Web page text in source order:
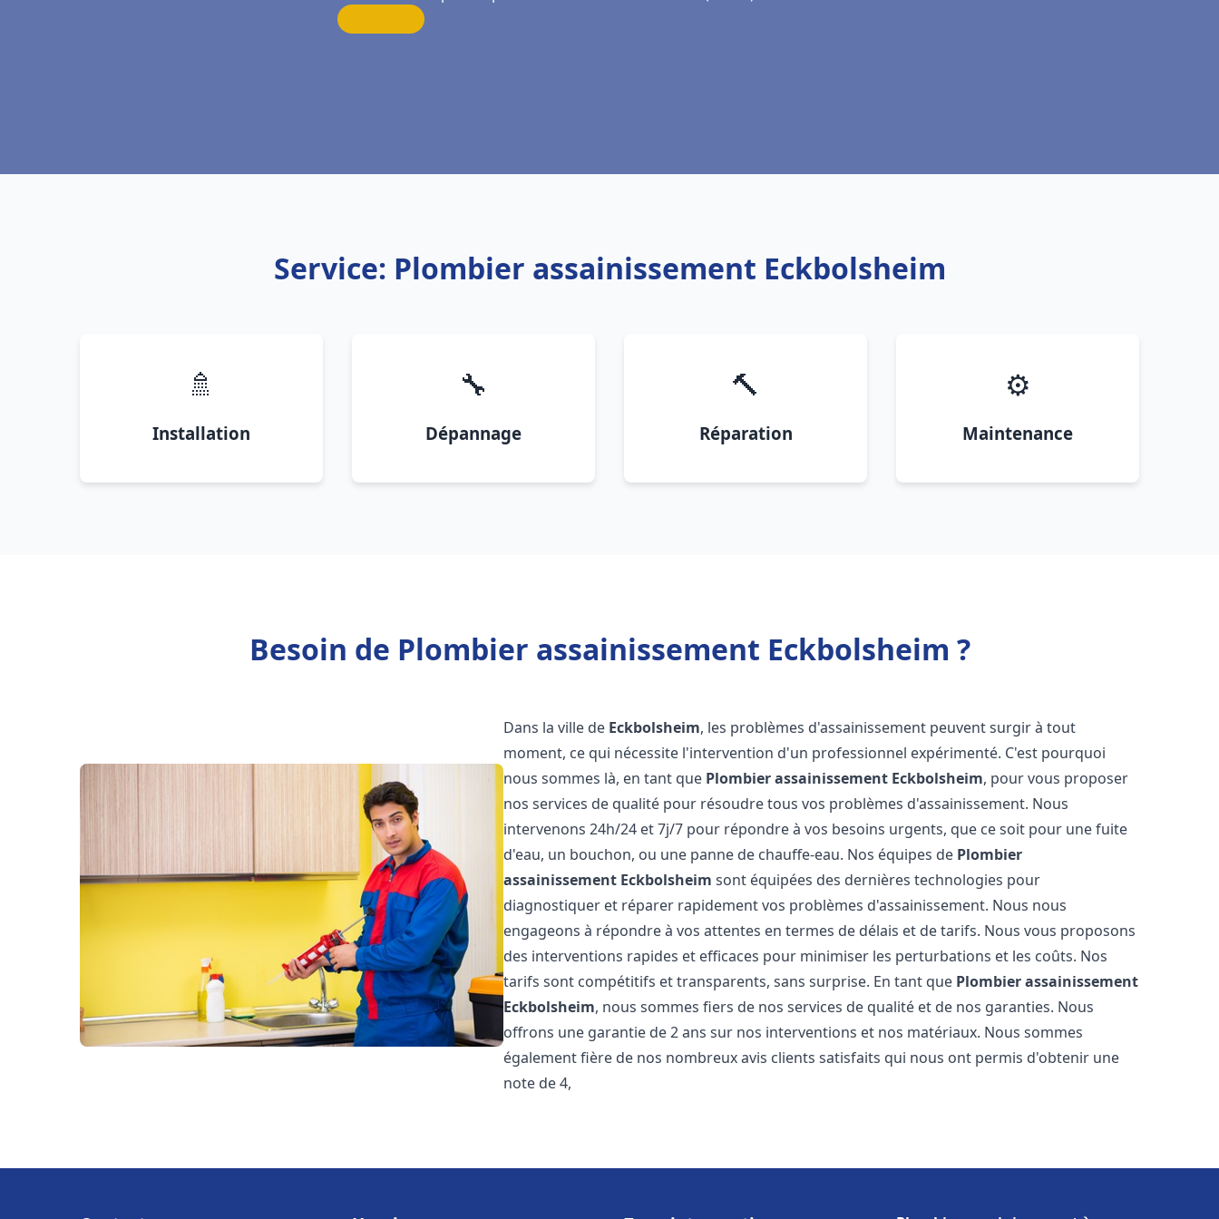
Service: Plombier assainissement Eckbolsheim
🚿
Installation
🔧
Dépannage
🔨
Réparation
⚙️
Maintenance
Besoin de Plombier assainissement Eckbolsheim ?
Dans la ville de Eckbolsheim, les problèmes d'assainissement peuvent surgir à tout
moment, ce qui nécessite l'intervention d'un professionnel expérimenté. C'est pourquoi
nous sommes là, en tant que Plombier assainissement Eckbolsheim, pour vous proposer
nos services de qualité pour résoudre tous vos problèmes d'assainissement. Nous
intervenons 24h/24 et 7j/7 pour répondre à vos besoins urgents, que ce soit pour une fuite
d'eau, un bouchon, ou une panne de chauffe-eau. Nos équipes de Plombier
assainissement Eckbolsheim sont équipées des dernières technologies pour
diagnostiquer et réparer rapidement vos problèmes d'assainissement. Nous nous
engageons à répondre à vos attentes en termes de délais et de tarifs. Nous vous proposons
des interventions rapides et efficaces pour minimiser les perturbations et les coûts. Nos
tarifs sont compétitifs et transparents, sans surprise. En tant que Plombier assainissement
Eckbolsheim, nous sommes fiers de nos services de qualité et de nos garanties. Nous
offrons une garantie de 2 ans sur nos interventions et nos matériaux. Nous sommes
également fière de nos nombreux avis clients satisfaits qui nous ont permis d'obtenir une
note de 4,